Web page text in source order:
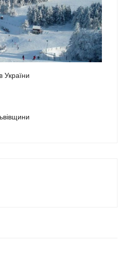
України